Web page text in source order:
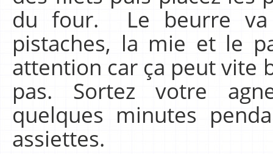
du four. Le beurre
pistaches, la mie et le
attention car ça peut vite
pas. Sortez votre
quelques minutes
assiettes.